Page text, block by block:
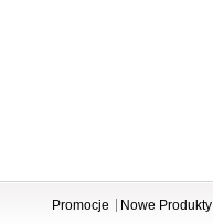
Promocje Nowe Produkty